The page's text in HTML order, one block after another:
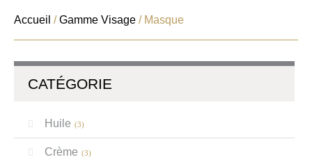
Accueil /Gamme Visage / Masque
CATÉGORIE
Huile (3)
Crème (3)